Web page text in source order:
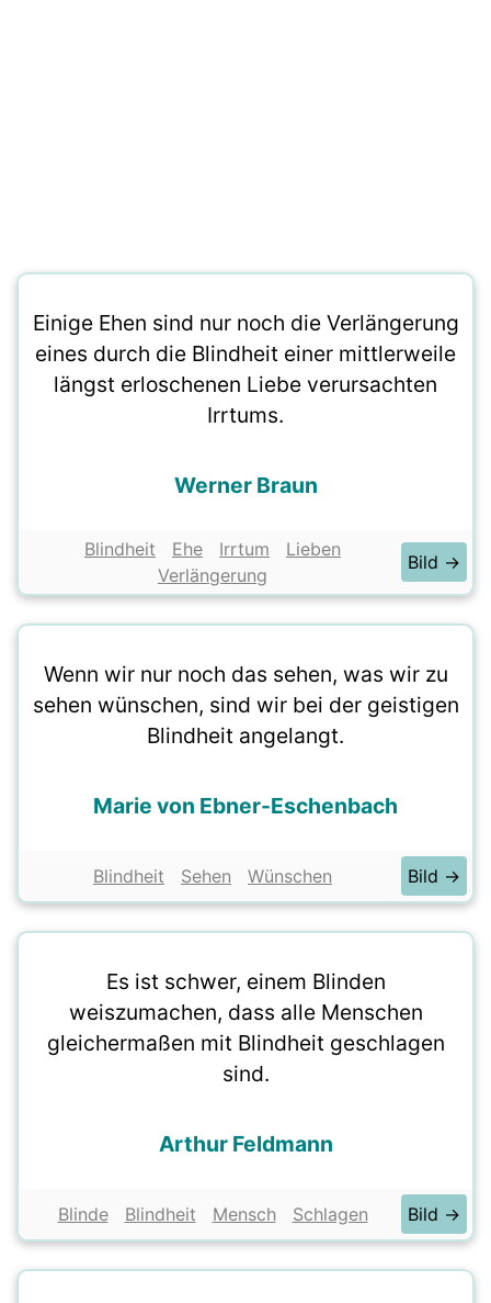
Einige Ehen sind nur noch die Verlängerung
eines durch die Blindheit einer mittlerweile
längst erloschenen Liebe verursachten
Irrtums.
Werner Braun
Blindheit Ehe Irrtum
Lieben
Verlängerung
Bild →
Wenn wir nur noch das sehen, was wir zu
sehen wünschen, sind wir bei der geistigen
Blindheit angelangt.
Marie von Ebner-Eschenbach
Blindheit Sehen Wünschen Bild →
Es ist schwer, einem Blinden
weiszumachen, dass alle Menschen
gleichermaßen mit Blindheit geschlagen
sind.
Arthur Feldmann
Blinde Blindheit Mensch Schlagen Bild →